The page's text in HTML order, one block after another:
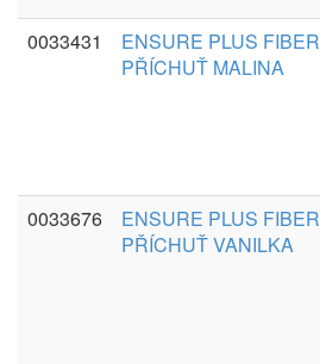
0033431
ENSURE PLUS FIBER
PŘÍCHUŤ MALINA
0033676
ENSURE PLUS FIBER
PŘÍCHUŤ VANILKA